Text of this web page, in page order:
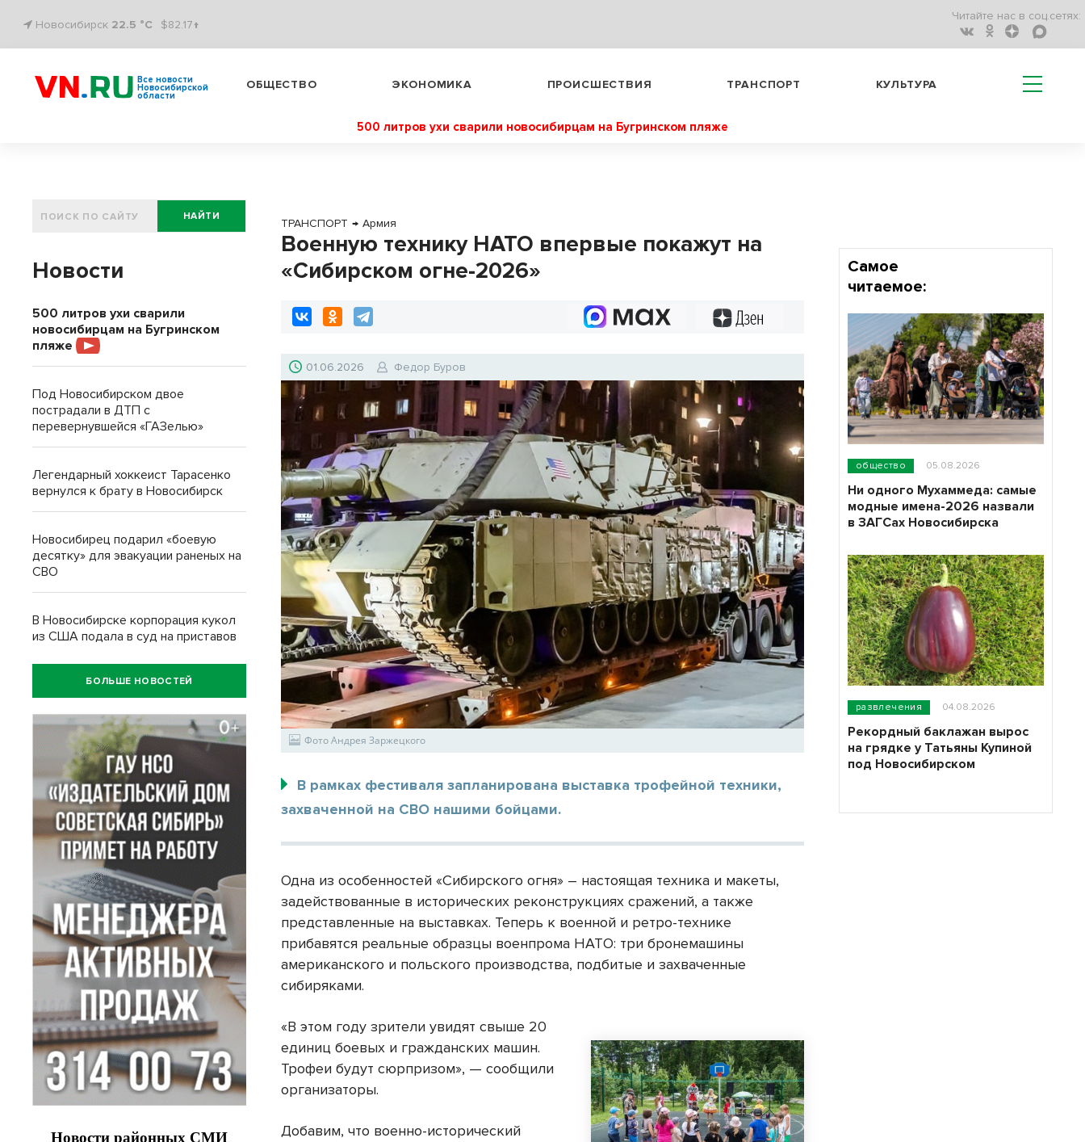
Новосибирск 22.5 °C $82.17↑
Читайте нас в соц.сетях:
Все новости
Новосибирской
области
ОБЩЕСТВО ЭКОНОМИКА ПРОИСШЕСТВИЯ ТРАНСПОРТ КУЛЬТУРА
500 литров ухи сварили новосибирцам на Бугринском пляже
ТРАНСПОРТ → Армия
Военную технику НАТО впервые покажут на
«Сибирском огне-2026»
01.06.2026 Федор Буров
Фото Андрея Заржецкого
В рамках фестиваля запланирована выставка трофейной техники,
захваченной на СВО нашими бойцами.
Одна из особенностей «Сибирского огня» – настоящая техника и макеты,
задействованные в исторических реконструкциях сражений, а также
представленные на выставках. Теперь к военной и ретро-технике
прибавятся реальные образцы военпрома НАТО: три бронемашины
американского и польского производства, подбитые и захваченные
сибиряками.
«В этом году зрители увидят свыше 20
единиц боевых и гражданских машин.
Трофеи будут сюрпризом», — сообщили
организаторы.
Добавим, что военно-исторический
НАЙТИ
Новости
500 литров ухи сварили
новосибирцам на Бугринском
пляже
Под Новосибирском двое
пострадали в ДТП с
перевернувшейся «ГАЗелью»
Легендарный хоккеист Тарасенко
вернулся к брату в Новосибирск
Новосибирец подарил «боевую
десятку» для эвакуации раненых на
СВО
В Новосибирске корпорация кукол
из США подала в суд на приставов
БОЛЬШЕ НОВОСТЕЙ
Самое
читаемое:
общество 05.08.2026
Ни одного Мухаммеда: самые
модные имена-2026 назвали
в ЗАГСах Новосибирска
развлечения 04.08.2026
Рекордный баклажан вырос
на грядке у Татьяны Купиной
под Новосибирском